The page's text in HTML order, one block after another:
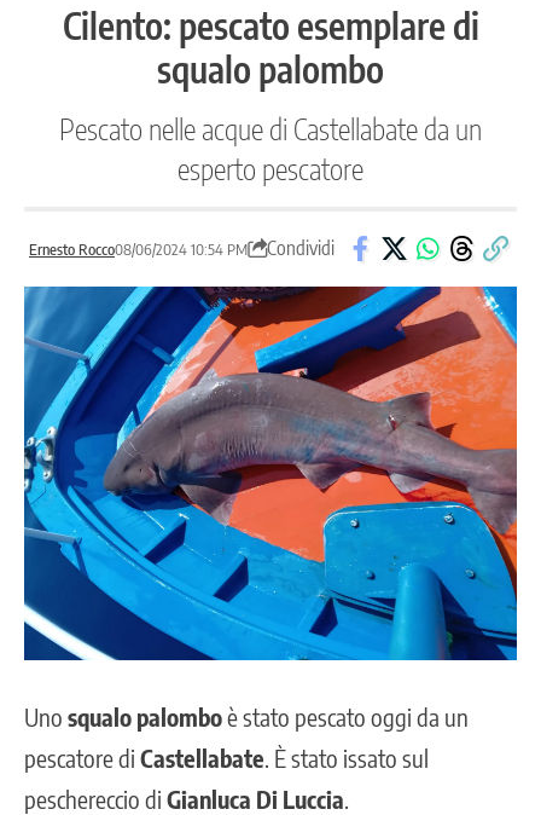
Cilento: pescato esemplare di
squalo palombo
Pescato nelle acque di Castellabate da un
esperto pescatore
Ernesto Rocco08/06/2024 10:54 PM Condividi
Uno squalo palomboè stato pescato oggi da un
pescatore di Castellabate. È stato issato sul
peschereccio di Gianluca Di Luccia.